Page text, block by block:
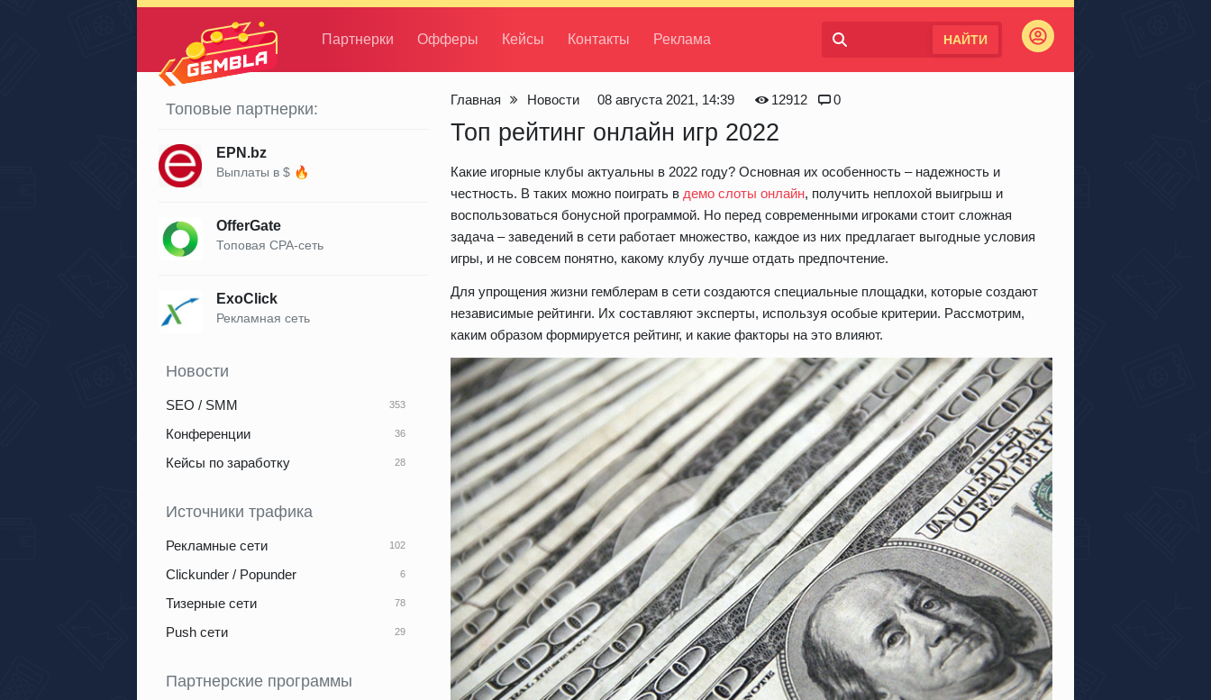
Gembla
Партнерки Офферы Кейсы Контакты Реклама НАЙТИ Войти
Главная Новости 08 августа 2021, 14:39 12912 0
Топ рейтинг онлайн игр 2022
Какие игорные клубы актуальны в 2022 году? Основная их особенность – надежность и
честность. В таких можно поиграть в демо слоты онлайн, получить неплохой выигрыш и
воспользоваться бонусной программой. Но перед современными игроками стоит сложная
задача – заведений в сети работает множество, каждое из них предлагает выгодные условия
игры, и не совсем понятно, какому клубу лучше отдать предпочтение.
Для упрощения жизни гемблерам в сети создаются специальные площадки, которые создают
независимые рейтинги. Их составляют эксперты, используя особые критерии. Рассмотрим,
каким образом формируется рейтинг, и какие факторы на это влияют.
Топовые партнерки:
EPN.bz
Выплаты в $ 🔥
OfferGate
Топовая CPA-сеть
ExoClick
Рекламная сеть
Новости
SEO / SMM
Конференции
Кейсы по заработку
Источники трафика
Рекламные сети
Clickunder / Popunder
Тизерные сети
Push сети
Партнерские программы